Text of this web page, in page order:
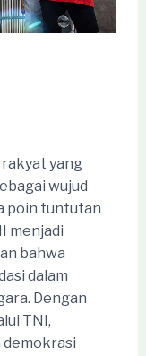
yang
wujud
poin tuntutan
menjadi
bahwa
dalam
Dengan
TNI,